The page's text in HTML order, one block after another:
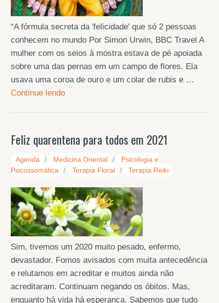
“A fórmula secreta da 'felicidade' que só 2 pessoas
conhecem no mundo Por Simon Urwin, BBC Travel A
mulher com os seios à mostra estava de pé apoiada
sobre uma das pernas em um campo de flores. Ela
usava uma coroa de ouro e um colar de rubis e …
Continue lendo
Feliz quarentena para todos em 2021
Agenda / Medicina Oriental /
Psicologia e
Psicossomática
/ Terapia Floral / Terapia Reiki
Sim, tivemos um 2020 muito pesado, enfermo,
devastador. Fomos avisados com muita antecedência
e relutamos em acreditar e muitos ainda não
acreditaram. Continuam negando os óbitos. Mas,
enquanto há vida há esperança. Sabemos que tudo